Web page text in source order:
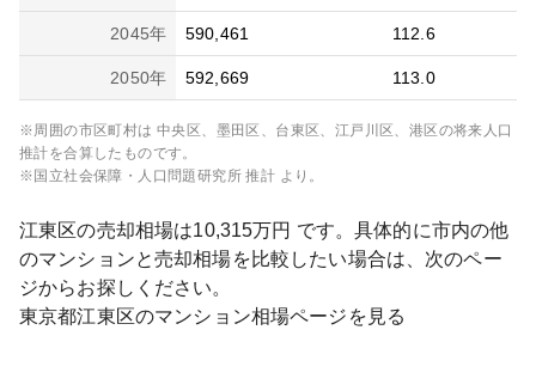
2045年 590,461 112.6
2050年 592,669 113.0
※周囲の市区町村は 中央区、墨田区、台東区、江戸川区、港区の将来人口
推計を合算したものです。
※国立社会保障・人口問題研究所 推計 より。
江東区の売却相場は10,315万円 です。具体的に市内の他
のマンションと売却相場を比較したい場合は、次のペー
ジからお探しください。
東京都江東区のマンション相場ページを見る